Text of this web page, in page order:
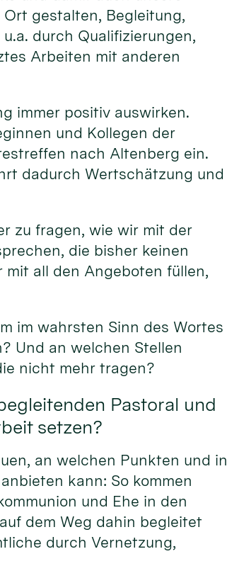
gestalten, Begleitung,
durch Qualifizierungen,
Arbeiten mit anderen
immer positiv auswirken.
und Kollegen der
nach Altenberg ein.
dadurch Wertschätzung und
zu fragen, wie wir mit der
die bisher keinen
all den Angeboten füllen,
im wahrsten Sinn des Wortes
Und an welchen Stellen
nicht mehr tragen?
Pastoral und
setzen?
an welchen Punkten und in
kann: So kommen
und Ehe in den
dem Weg dahin begleitet
durch Vernetzung,